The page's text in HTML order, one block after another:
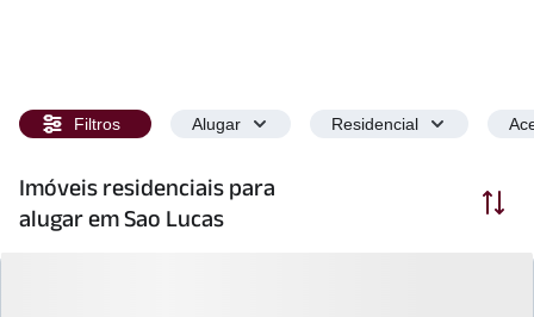
Filtros Alugar Residencial
Imóveis residenciais para
alugar em Sao Lucas
Ordenar